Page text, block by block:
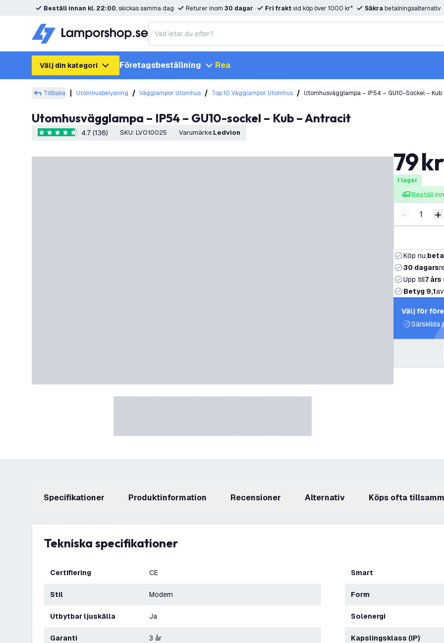
Beställ innan kl. 22:00, skickas samma dag Returer inom 30 dagar Fri fraktvid köp över 1000 kr* Säkrabetalningsalternativ
Välj din kategori Företagsbeställning Rea
Tillbaka Utomhusbelysning Vägglampor Utomhus Top 10 Vägglampor Utomhus Utomhusvägglampa – IP54 – GU10-Sockel –
Utomhusvägglampa – IP54 – GU10-sockel – Kub – Antracit
4.7 stjärnbetyg4.7 (136) SKU: LVO10025 Varumärke: Ledvion
79kr
I lager
Beställ
Minska
- +
Köp nu,
30 dagars
Upp till7
Betyg 9,1av
Välj för
Särskilda
Specifikationer produktinformation recensioner Alternativ Köps ofta
Tekniska specifikationer
Certifiering CE
Stil Modern
Utbytbar ljuskälla Ja
Garanti 3 år
Smart
Form
Solenergi
Kapslingsklass (IP)